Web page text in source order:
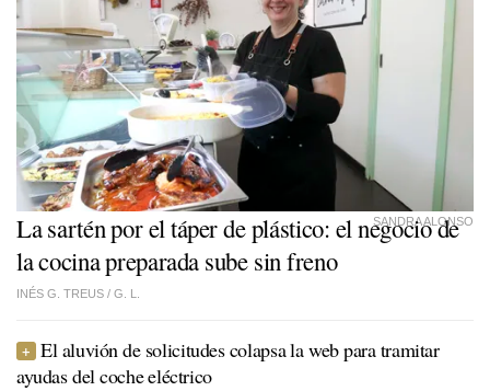
El aluvión de solicitudes colapsa la web para tramitar
ayudas del coche eléctrico
SANDRA ALONSO
La sartén por el táper de plástico: el negocio de
la cocina preparada sube sin freno
INÉS G. TREUS / G. L.